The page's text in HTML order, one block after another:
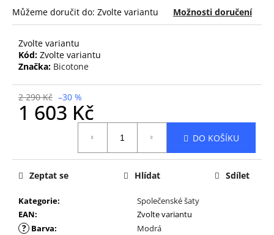
Můžeme doručit do: Zvolte variantu Možnosti doručení
Zvolte variantu
Kód: Zvolte variantu
Značka: Bicotone
2 290 Kč –30 %
1 603 Kč
DO KOŠÍKU
Kategorie:
Společenské šaty
EAN: Zvolte variantu
? Barva:
Modrá
Zeptat se Hlídat Sdílet